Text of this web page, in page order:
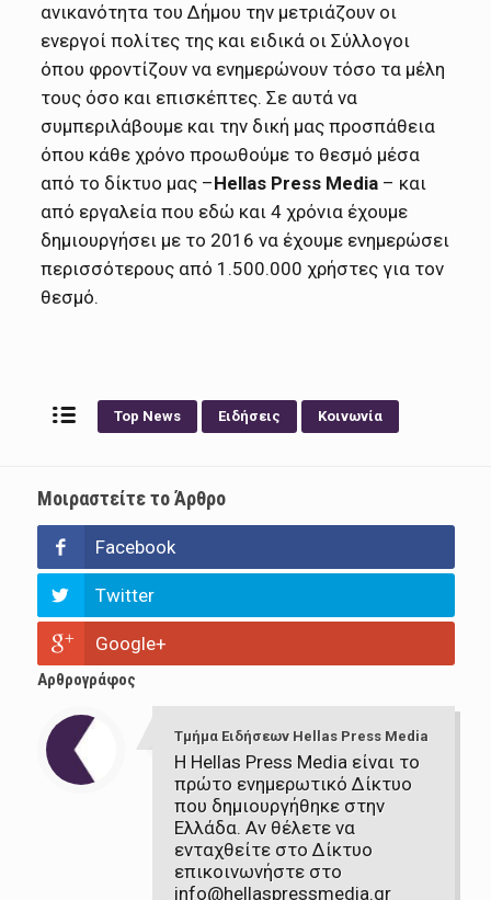
ανικανότητα του Δήμου την μετριάζουν οι
ενεργοί πολίτες της και ειδικά οι Σύλλογοι
όπου φροντίζουν να ενημερώνουν τόσο τα μέλη
τους όσο και επισκέπτες. Σε αυτά να
συμπεριλάβουμε και την δική μας προσπάθεια
όπου κάθε χρόνο προωθούμε το θεσμό μέσα
από το δίκτυο μας –Hellas Press Media – και
από εργαλεία που εδώ και 4 χρόνια έχουμε
δημιουργήσει με το 2016 να έχουμε ενημερώσει
περισσότερους από 1.500.000 χρήστες για τον
θεσμό.
Top News Ειδήσεις Κοινωνία
Μοιραστείτε το Άρθρο
Facebook
Twitter
Google+
Αρθρογράφος
Τμήμα Ειδήσεων Hellas Press Media
Η Hellas Press Media είναι το
πρώτο ενημερωτικό Δίκτυο
που δημιουργήθηκε στην
Ελλάδα. Αν θέλετε να
ενταχθείτε στο Δίκτυο
επικοινωνήστε στο
info@hellaspressmedia.gr